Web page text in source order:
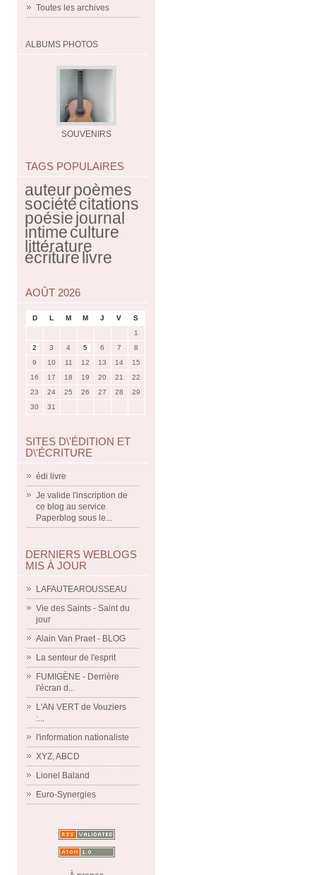
Toutes les archives
ALBUMS PHOTOS
SOUVENIRS
TAGS POPULAIRES
auteurpoèmes
sociétécitations
poésiejournal
intimeculture
littérature
écriturelivre
AOÛT 2026
D L M M J V
S
1
2
3 4 5 6 7
8
9
10 11 12 13 14
15
16
17 18 19 20 21
22
23
24 25 26 27 28
29
30
31
SITES D\'ÉDITION ET
D\'ÉCRITURE
édi livre
Je valide l'inscription de
ce blog au service
Paperblog sous le...
DERNIERS WEBLOGS
MIS À JOUR
LAFAUTEAROUSSEAU
Vie des Saints - Saint du
jour
Alain Van Praet - BLOG
La senteur de l'esprit
FUMIGÈNE - Derrière
l'écran d...
L'AN VERT de Vouziers
:...
l'information nationaliste
XYZ, ABCD
Lionel Baland
Euro-Synergies